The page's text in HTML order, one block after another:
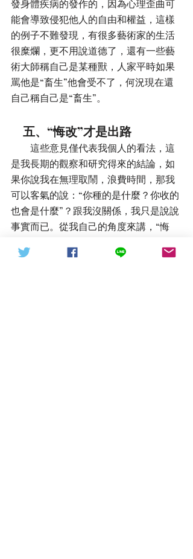
發身體疾病的發作的，因為心理歪曲可
能會導致侵犯他人的自由和權益，這樣
的例子不難發現，有很多藝術家的生活
很糜爛，更不用說道德了，還有一些藝
術大師稱自己是某種獸，人家平時如果
罵他是“畜生”他會受不了，何況現在還
自己稱自己是“畜生”。
五、“悔改”才是出路
這些意見僅代表我個人的看法，這
是我長期的觀察和研究得來的結論，如
果你說我在無理取鬧，浪費時間，那我
可以客氣的說：“你種的是什麼？你收的
也會是什麼”？跟我沒關係，我只是說說
事實而已。從我自己的角度來講，“悔
架的救贖，我不知道你會是怎麼樣？